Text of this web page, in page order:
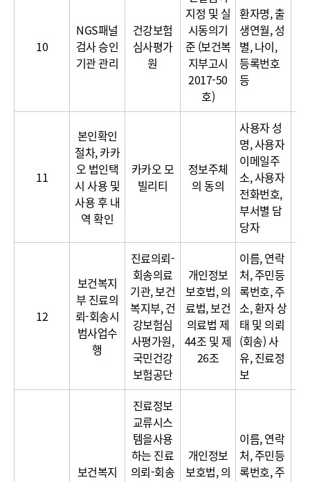
10
NGS패널
검사 승인
기관 관리
건강보험
심사평가
원
지정 및 실
시동의기
준 (보건복
지부고시
2017-50
호)
환자명, 출
생연월, 성
별, 나이,
등록번호
등
11
본인확인
절차, 카카
오 법인택
시 사용 및
사용 후 내
역 확인
카카오 모
빌리티
정보주체
의 동의
사용자 성
명, 사용자
이메일주
소, 사용자
전화번호,
부서별 담
당자
12
보건복지
부 진료의
뢰-회송시
범사업수
행
진료의뢰-
회송의료
기관, 보건
복지부, 건
강보험심
사평가원,
국민건강
보험공단
개인정보
보호법, 의
료법, 보건
의료법 제
44조 및 제
26조
이름, 연락
처, 주민등
록번호, 주
소, 환자 상
태 및 의뢰
(회송) 사
유, 진료정
보
보건복지
진료정보
교류시스
템을사용
하는 진료
의뢰-회송
개인정보
보호법, 의
이름, 연락
처, 주민등
록번호, 주